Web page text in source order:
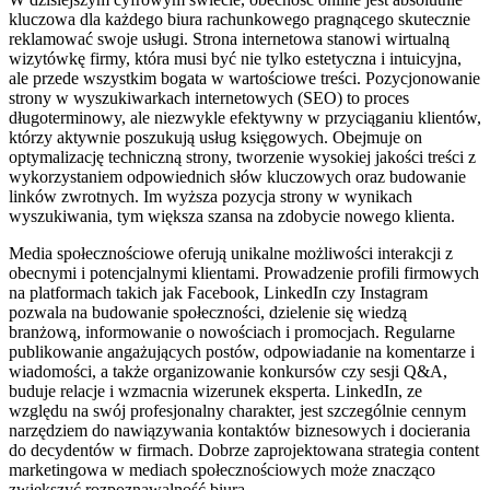
kluczowa dla każdego biura rachunkowego pragnącego skutecznie
reklamować swoje usługi. Strona internetowa stanowi wirtualną
wizytówkę firmy, która musi być nie tylko estetyczna i intuicyjna,
ale przede wszystkim bogata w wartościowe treści. Pozycjonowanie
strony w wyszukiwarkach internetowych (SEO) to proces
długoterminowy, ale niezwykle efektywny w przyciąganiu klientów,
którzy aktywnie poszukują usług księgowych. Obejmuje on
optymalizację techniczną strony, tworzenie wysokiej jakości treści z
wykorzystaniem odpowiednich słów kluczowych oraz budowanie
linków zwrotnych. Im wyższa pozycja strony w wynikach
wyszukiwania, tym większa szansa na zdobycie nowego klienta.
Media społecznościowe oferują unikalne możliwości interakcji z
obecnymi i potencjalnymi klientami. Prowadzenie profili firmowych
na platformach takich jak Facebook, LinkedIn czy Instagram
pozwala na budowanie społeczności, dzielenie się wiedzą
branżową, informowanie o nowościach i promocjach. Regularne
publikowanie angażujących postów, odpowiadanie na komentarze i
wiadomości, a także organizowanie konkursów czy sesji Q&A,
buduje relacje i wzmacnia wizerunek eksperta. LinkedIn, ze
względu na swój profesjonalny charakter, jest szczególnie cennym
narzędziem do nawiązywania kontaktów biznesowych i docierania
do decydentów w firmach. Dobrze zaprojektowana strategia content
marketingowa w mediach społecznościowych może znacząco